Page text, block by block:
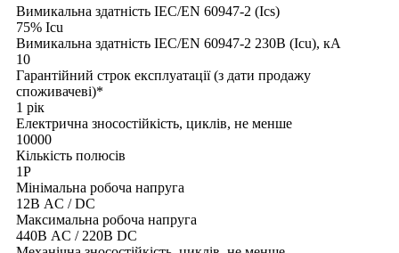
Вимикальна здатність IEC/EN 60947-2 (Ics)
75% Icu
Вимикальна здатність IEC/EN 60947-2 230В (Icu), кА
10
Гарантійний строк експлуатації (з дати продажу
споживачеві)*
1 рік
Електрична зносостійкість, циклів, не менше
10000
Кількість полюсів
1Р
Мінімальна робоча напруга
12В AC / DC
Максимальна робоча напруга
440В AC / 220В DC